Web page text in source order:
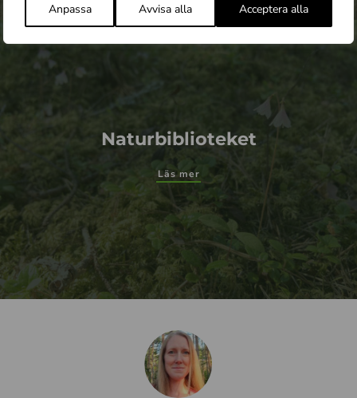
Anpassa Avvisa alla Acceptera alla
Naturbiblioteket
Läs mer